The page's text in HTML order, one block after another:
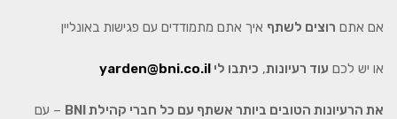
אם אתם רוצים לשתף איך אתם מתמודדים עם פגישות באונליין
או יש לכם עוד רעיונות, כיתבו לי yarden@bni.co.il
את הרעיונות הטובים ביותר אשתף עם כל חברי קהילתBNI – עם